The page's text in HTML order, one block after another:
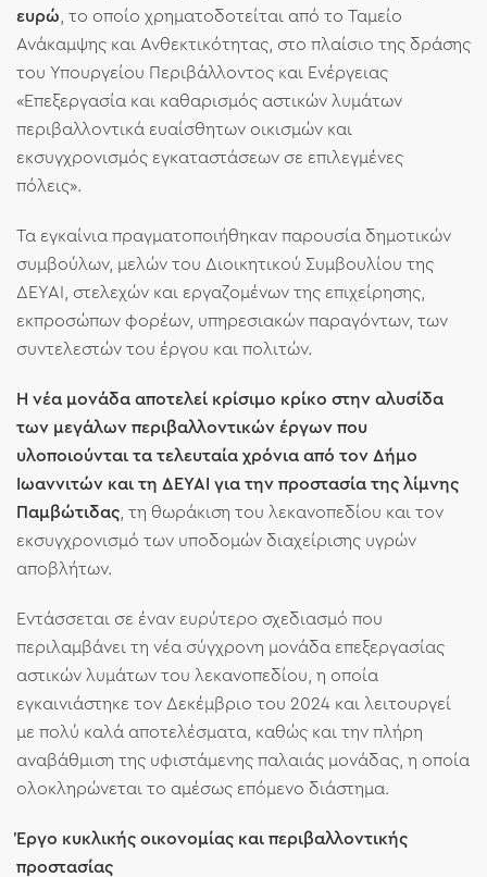
ευρώ , το οποίο χρηματοδοτείται από το Ταμείο
Ανάκαμψης και Ανθεκτικότητας, στο πλαίσιο της δράσης
του Υπουργείου Περιβάλλοντος και Ενέργειας
«Επεξεργασία και καθαρισμός αστικών λυμάτων
περιβαλλοντικά ευαίσθητων οικισμών και
εκσυγχρονισμός εγκαταστάσεων σε επιλεγμένες
πόλεις».
Τα εγκαίνια πραγματοποιήθηκαν παρουσία δημοτικών
συμβούλων, μελών του Διοικητικού Συμβουλίου της
ΔΕΥΑΙ, στελεχών και εργαζομένων της επιχείρησης,
εκπροσώπων φορέων, υπηρεσιακών παραγόντων, των
συντελεστών του έργου και πολιτών.
Η νέα μονάδα αποτελεί κρίσιμο κρίκο στην αλυσίδα
των μεγάλων περιβαλλοντικών έργων που
υλοποιούνται τα τελευταία χρόνια από τον Δήμο
Ιωαννιτών και τη ΔΕΥΑΙ για την προστασία της λίμνης
Παμβώτιδας , τη θωράκιση του λεκανοπεδίου και τον
εκσυγχρονισμό των υποδομών διαχείρισης υγρών
αποβλήτων.
Εντάσσεται σε έναν ευρύτερο σχεδιασμό που
περιλαμβάνει τη νέα σύγχρονη μονάδα επεξεργασίας
αστικών λυμάτων του λεκανοπεδίου, η οποία
εγκαινιάστηκε τον Δεκέμβριο του 2024 και λειτουργεί
με πολύ καλά αποτελέσματα, καθώς και την πλήρη
αναβάθμιση της υφιστάμενης παλαιάς μονάδας, η οποία
ολοκληρώνεται το αμέσως επόμενο διάστημα.
Έργο κυκλικής οικονομίας και περιβαλλοντικής
προστασίας